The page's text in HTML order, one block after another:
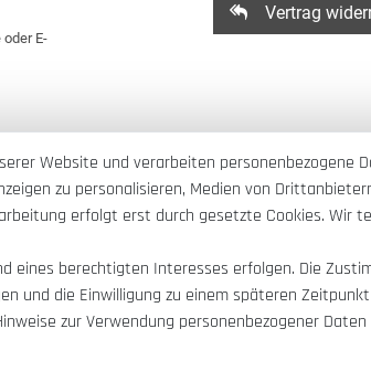
E-
Vertrag
Website und verarbeiten personenbezogene
zu personalisieren, Medien von
erfolgt erst durch gesetzte Cookies. Wir
eines berechtigten Interesses erfolgen. Die
und die Einwilligung zu einem späteren
zur Verwendung personenbezogener